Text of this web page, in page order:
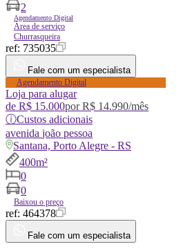
2
Agendamento Digital
Área de serviço
Churrasqueira
ref: 735035
Fale com um especialista
Agendamento Digital
Loja para alugar
de R$ 15.000porR$ 14.990/mês
ⓘCustos adicionais
avenida joão pessoa
Santana, Porto Alegre - RS
400m²
0
0
Baixou o preço
ref: 464378
Fale com um especialista